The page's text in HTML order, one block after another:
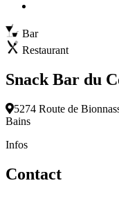
Bar
Restaurant
Snack Bar du
5274 Route de
Bains
Infos
Contact